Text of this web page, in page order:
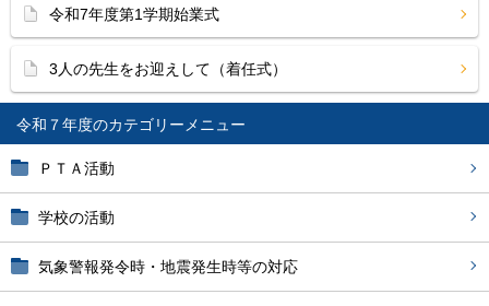
令和７年度
ＰＴＡ活動
学校の活動
気象警報発令時・地震発生時等の対応
令和7年度第1学期始業式
3人の先生をお迎えして（着任式）